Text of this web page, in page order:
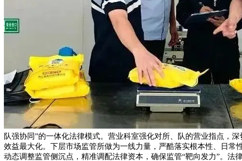
队强协同”的一体化法律模式。营业科室强化对所、队的营业指点，
效益最大化。下层市场监管所做为一线力量，严酷落实根本性、日常
动态调整监管侧沉点，精准调配法律资本，确保监管“靶向发力”。